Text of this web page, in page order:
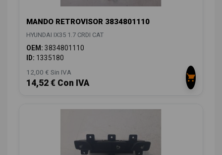
MANDO RETROVISOR 3834801110
HYUNDAI IX35 1.7 CRDI CAT
OEM: 3834801110
ID: 1335180
12,00 € Sin IVA
14,52 € Con IVA